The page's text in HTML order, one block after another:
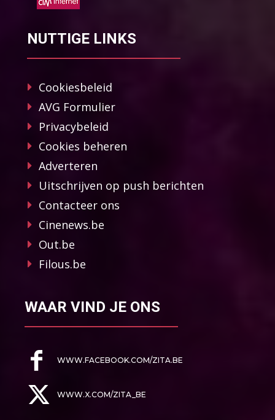
NUTTIGE LINKS
Cookiesbeleid
AVG Formulier
Privacybeleid
Cookies beheren
Adverteren
Uitschrijven op push berichten
Contacteer ons
Cinenews.be
Out.be
Filous.be
WAAR VIND JE ONS
WWW.FACEBOOK.COM/ZITA.BE
WWW.X.COM/ZITA_BE